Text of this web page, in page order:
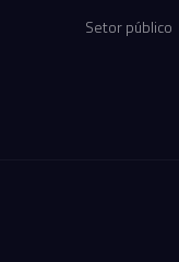
Setor público